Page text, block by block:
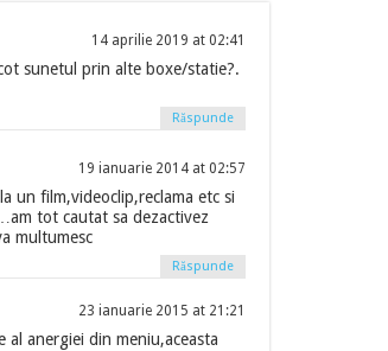
14 aprilie 2019 at 02:41
sunetul prin alte boxe/statie?.
Răspunde
19 ianuarie 2014 at 02:57
un film,videoclip,reclama etc si
tot cautat sa dezactivez
multumesc
Răspunde
23 ianuarie 2015 at 21:21
al anergiei din meniu,aceasta